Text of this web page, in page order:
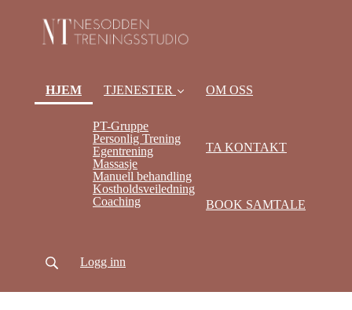
HJEM(current)TJENESTER
PT-Gruppe
Personlig Trening
Egentrening
Massasje
Manuell behandling
Kostholdsveiledning
Coaching
OM OSS
TA KONTAKT
BOOK SAMTALE
Logg inn